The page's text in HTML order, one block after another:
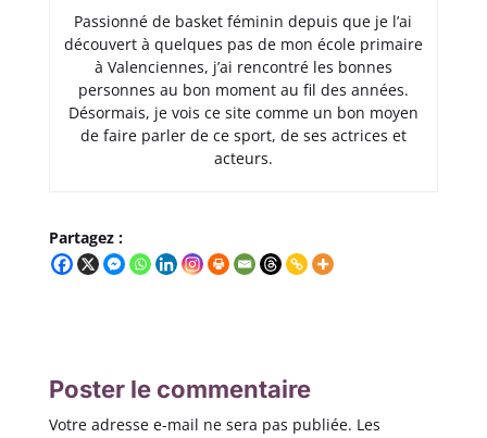
Passionné de basket féminin depuis que je l’ai
découvert à quelques pas de mon école primaire
à Valenciennes, j’ai rencontré les bonnes
personnes au bon moment au fil des années.
Désormais, je vois ce site comme un bon moyen
de faire parler de ce sport, de ses actrices et
acteurs.
Partagez :
Poster le commentaire
Votre adresse e-mail ne sera pas publiée. Les